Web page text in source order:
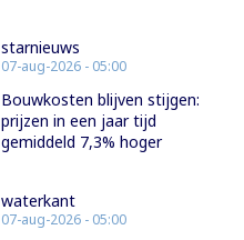
starnieuws
07-aug-2026 - 05:00
Bouwkosten blijven stijgen:
prijzen in een jaar tijd
gemiddeld 7,3% hoger
waterkant
07-aug-2026 - 05:00